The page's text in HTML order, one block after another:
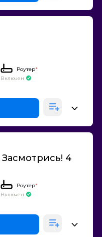
Роутер*
Включен
Засмотрись! 4
Роутер*
Включен